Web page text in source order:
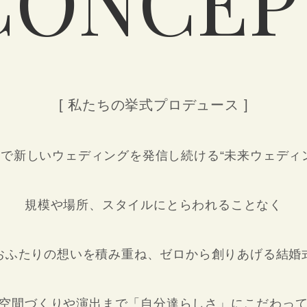
[ 私たちの挙式プロデュース ]
新しいウェディングを発信し続ける“未来ウェディ
規模や場所、スタイルにとらわれることなく
ふたりの想いを積み重ね、ゼロから創りあげる結婚
間づくりや演出まで「自分達らしさ」にこだわって